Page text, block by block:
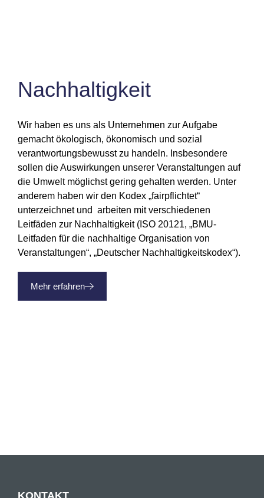
Nachhaltigkeit
Wir haben es uns als Unternehmen zur Aufgabe
gemacht ökologisch, ökonomisch und sozial
verantwortungsbewusst zu handeln. Insbesondere
sollen die Auswirkungen unserer Veranstaltungen auf
die Umwelt möglichst gering gehalten werden. Unter
anderem haben wir den Kodex „fairpflichtet“
unterzeichnet und arbeiten mit verschiedenen
Leitfäden zur Nachhaltigkeit (ISO 20121, „BMU-
Leitfaden für die nachhaltige Organisation von
Veranstaltungen“, „Deutscher Nachhaltigkeitskodex“).
Mehr erfahren
KONTAKT